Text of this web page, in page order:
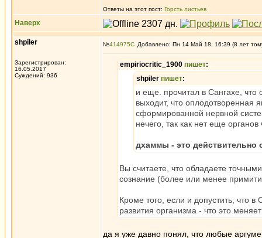
Ответы на этот пост: Горсть листьев
Наверх
shpiler
Зарегистрирован:
16.05.2017
Суждений: 936
№414975 Добавлено: Пн 14 Май 18, 16:39 (8 лет
empiriocritic_1900 пишет:
shpiler пишет:
и еще. прочитал в Сангахе, что
выходит, что оплодотворенная
сформированной нервной
нечего, так как нет еще
дхаммы - это действительно
Вы считаете, что обладаете
сознание (более или менее
Кроме того, если и допустить, что
развития организма - что это
да я уже давно понял, что любые